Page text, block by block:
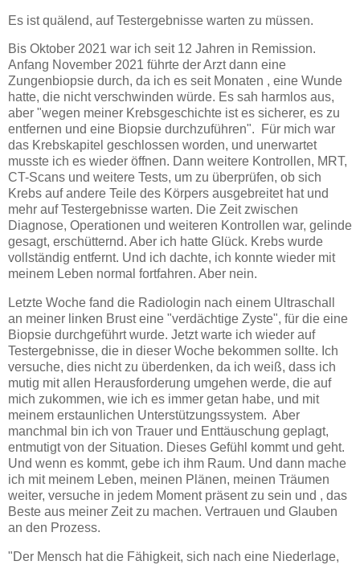
Es ist quälend, auf Testergebnisse warten zu müssen.
Bis Oktober 2021 war ich seit 12 Jahren in Remission.
Anfang November 2021 führte der Arzt dann eine
Zungenbiopsie durch, da ich es seit Monaten , eine Wunde
hatte, die nicht verschwinden würde. Es sah harmlos aus,
aber "wegen meiner Krebsgeschichte ist es sicherer, es zu
entfernen und eine Biopsie durchzuführen". Für mich war
das Krebskapitel geschlossen worden, und unerwartet
musste ich es wieder öffnen. Dann weitere Kontrollen, MRT,
CT-Scans und weitere Tests, um zu überprüfen, ob sich
Krebs auf andere Teile des Körpers ausgebreitet hat und
mehr auf Testergebnisse warten. Die Zeit zwischen
Diagnose, Operationen und weiteren Kontrollen war, gelinde
gesagt, erschütternd. Aber ich hatte Glück. Krebs wurde
vollständig entfernt. Und ich dachte, ich konnte wieder mit
meinem Leben normal fortfahren. Aber nein.
Letzte Woche fand die Radiologin nach einem Ultraschall
an meiner linken Brust eine "verdächtige Zyste", für die eine
Biopsie durchgeführt wurde. Jetzt warte ich wieder auf
Testergebnisse, die in dieser Woche bekommen sollte. Ich
versuche, dies nicht zu überdenken, da ich weiß, dass ich
mutig mit allen Herausforderung umgehen werde, die auf
mich zukommen, wie ich es immer getan habe, und mit
meinem erstaunlichen Unterstützungssystem. Aber
manchmal bin ich von Trauer und Enttäuschung geplagt,
entmutigt von der Situation. Dieses Gefühl kommt und geht.
Und wenn es kommt, gebe ich ihm Raum. Und dann mache
ich mit meinem Leben, meinen Plänen, meinen Träumen
weiter, versuche in jedem Moment präsent zu sein und , das
Beste aus meiner Zeit zu machen. Vertrauen und Glauben
an den Prozess.
"Der Mensch hat die Fähigkeit, sich nach eine Niederlage,